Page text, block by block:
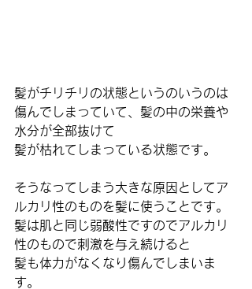
髪がチリチリの状態というのいうのは
傷んでしまっていて、髪の中の栄養や
水分が全部抜けて
髪が枯れてしまっている状態です。
そうなってしまう大きな原因としてア
ルカリ性のものを髪に使うことです。
髪は肌と同じ弱酸性ですのでアルカリ
性のもので刺激を与え続けると
髪も体力がなくなり傷んでしまいま
す。